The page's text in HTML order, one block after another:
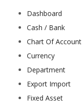
Dashboard
Cash / Bank
Chart Of Account
Currency
Department
Export Import
Fixed Asset